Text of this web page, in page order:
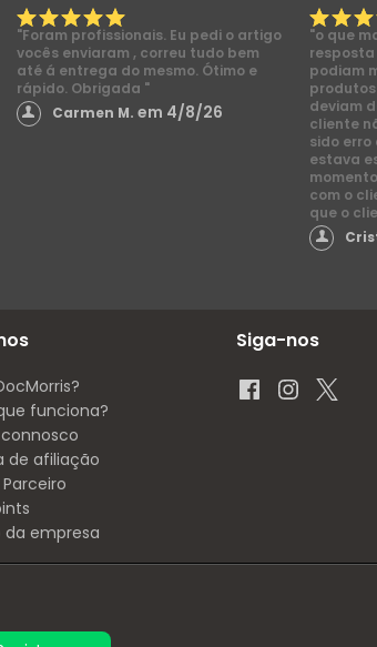
"Foram profissionais. Eu pedi o artigo
vocês enviaram , correu tudo bem
até á entrega do mesmo. Ótimo e
rápido. Obrigada "
Carmen M. em 4/8/26
"o que
resposta
podiam
deviam
cliente
sido
estava
com o
que o
funciona?
de afiliação
da empresa
Siga-nos